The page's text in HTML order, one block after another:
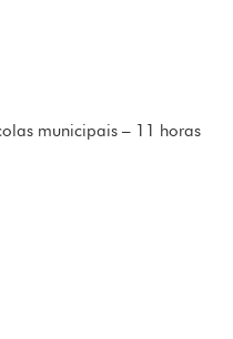
municipais – 11 horas